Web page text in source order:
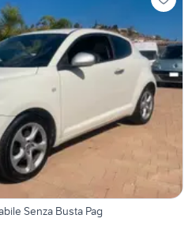
Senza Busta Pag